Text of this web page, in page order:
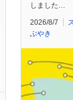
しました…
2026/8/7
ぶやき